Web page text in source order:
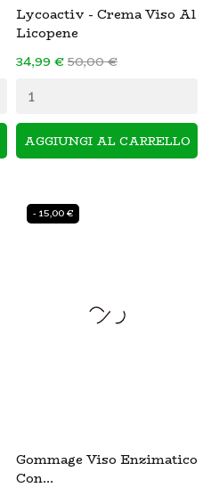
Lycoactiv - Crema Viso Al
Licopene
34,99 €50,00 €
AGGIUNGI AL CARRELLO
Gommage Viso Enzimatico
Con...
- 15,00 €